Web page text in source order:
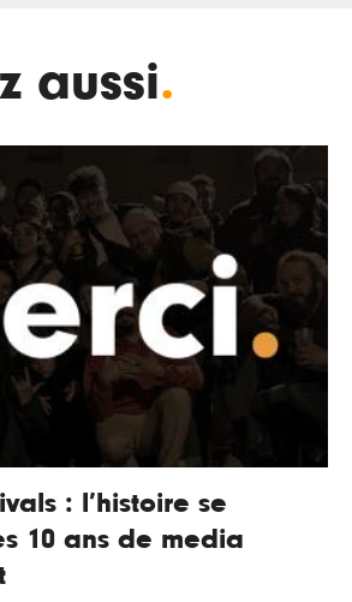
aussi.
: l’histoire se
10 ans de media